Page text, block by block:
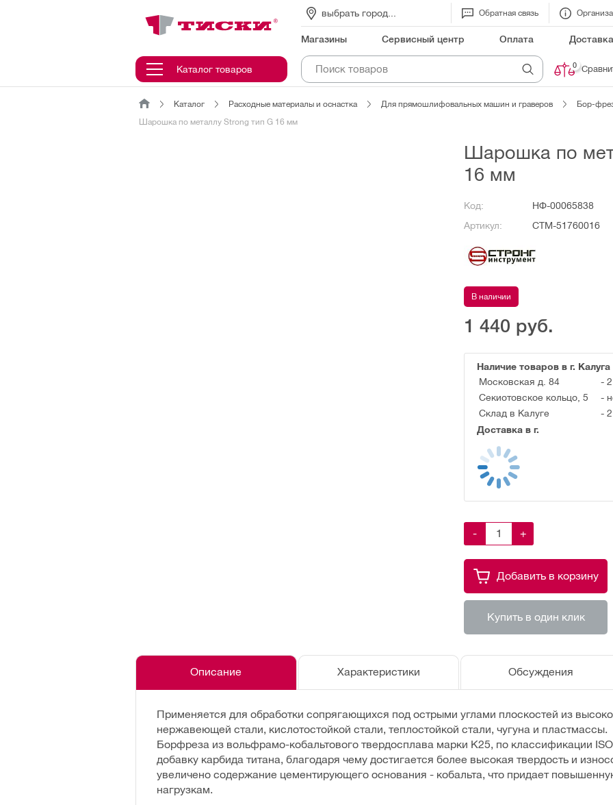
выбрать город... Обратная связь
Магазины Сервисный центр Оплата Доставка
Каталог товаров 0
Каталог Расходные материалы и оснастка Для прямошлифовальных машин и граверов
Бор-
Шарошка по металлу Strong тип G 16 мм
Шарошка по
16 мм
Код:
НФ-00065838
Артикул:
СТМ-51760016
В наличии
1 440 руб.
Наличие товаров в г. Калуга
Московская д. 84
-
Секиотовское кольцо, 5
-
Склад в Калуге
-
Доставка в г.
- +
Добавить в корзину
Купить в один клик
Описание Характеристики Обсуждения
Применяется для обработки сопрягающихся под острыми углами плоскостей из
нержавеющей стали, кислотостойкой стали, теплостойкой стали, чугуна и пластмассы.
Борфреза из вольфрамо-кобальтового твердосплава марки К25, по классификации
добавку карбида титана, благодаря чему достигается более высокая твердость и
увеличено содержание цементирующего основания - кобальта, что придает
нагрузкам.